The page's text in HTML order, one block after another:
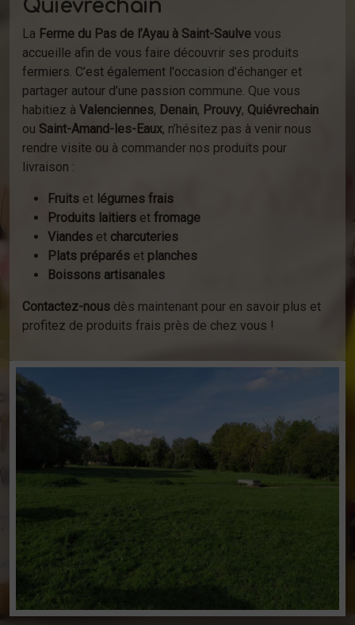
Quiévrechain
La Ferme du Pas de l’Ayau à Saint-Saulve vous
accueille afin de vous faire découvrir ses produits
fermiers. C’est également l'occasion d’échanger et
partager autour d’une passion commune. Que vous
habitiez à Valenciennes, Denain, Prouvy, Quiévrechain
ou Saint-Amand-les-Eaux, n’hésitez pas à venir nous
rendre visite ou à commander nos produits pour
livraison :
Fruits et légumes frais
Produits laitiers et fromage
Viandes et charcuteries
Plats préparés et planches
Boissons artisanales
Contactez-nous dès maintenant pour en savoir plus et
profitez de produits frais près de chez vous !